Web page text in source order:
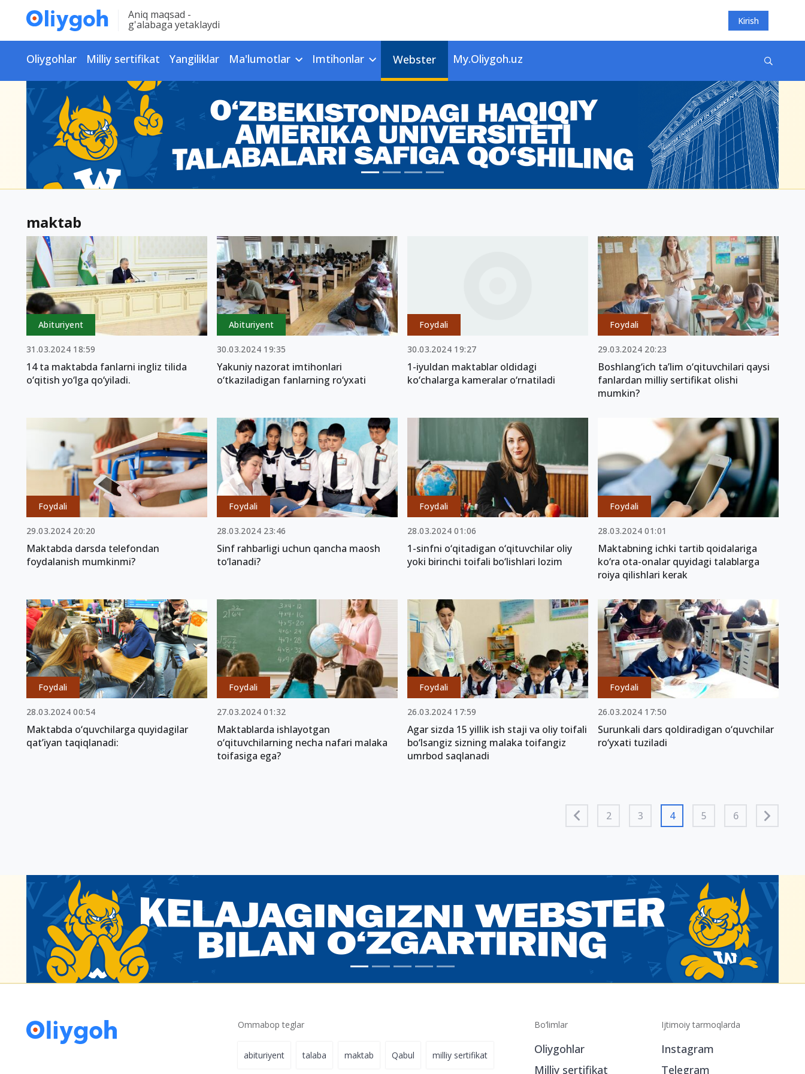
Aniq maqsad -
g'alabaga yetaklaydi Kirish
Oliygohlar Milliy sertifikat Yangiliklar Ma'lumotlar Imtihonlar Webster My.Oliygoh.uz
maktab
Abituriyent
31.03.2024 18:59
14 ta maktabda fanlarni ingliz tilida
o‘qitish yo‘lga qo‘yiladi.
Abituriyent
30.03.2024 19:35
Yakuniy nazorat imtihonlari
o‘tkaziladigan fanlarning ro‘yxati
Foydali
30.03.2024 19:27
1-iyuldan maktablar oldidagi
ko‘chalarga kameralar o‘rnatiladi
Foydali
29.03.2024 20:23
Boshlang‘ich ta’lim o‘qituvchilari qaysi
fanlardan milliy sertifikat olishi
mumkin?
Foydali
29.03.2024 20:20
Maktabda darsda telefondan
foydalanish mumkinmi?
Foydali
28.03.2024 23:46
Sinf rahbarligi uchun qancha maosh
to‘lanadi?
Foydali
28.03.2024 01:06
1-sinfni o‘qitadigan o‘qituvchilar oliy
yoki birinchi toifali bo‘lishlari lozim
Foydali
28.03.2024 01:01
Maktabning ichki tartib qoidalariga
ko‘ra ota-onalar quyidagi talablarga
roiya qilishlari kerak
Foydali
28.03.2024 00:54
Maktabda o‘quvchilarga quyidagilar
qat’iyan taqiqlanadi:
Foydali
27.03.2024 01:32
Maktablarda ishlayotgan
o‘qituvchilarning necha nafari malaka
toifasiga ega?
Foydali
26.03.2024 17:59
Agar sizda 15 yillik ish staji va oliy toifali
bo‘lsangiz sizning malaka toifangiz
umrbod saqlanadi
Foydali
26.03.2024 17:50
Surunkali dars qoldiradigan o‘quvchilar
ro‘yxati tuziladi
2 3 4 5 6
Ommabop teglar
abituriyent talaba maktab Qabul milliy sertifikat
Bo‘limlar
Oliygohlar
Milliy sertifikat
Ijtimoiy tarmoqlarda
Instagram
Telegram